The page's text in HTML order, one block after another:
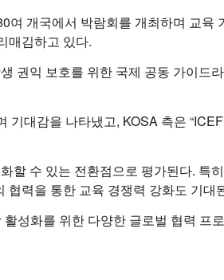
개국에서 박람회를 개최하며 교육
매김하고 있다.
권익 보호를 위한 국제 공동 가이드
대감을 나타냈고, KOSA 측은
수 있는 전환점으로 평가된다. 특
력을 통한 교육 경쟁력 강화도 기대
성화를 위한 다양한 글로벌 협력 프